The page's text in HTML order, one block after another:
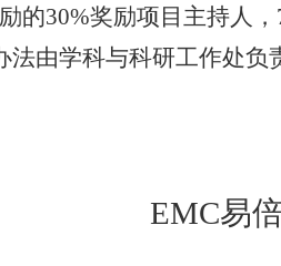
的30%奖励项目主持人，
法由学科与科研工作处负
EMC易